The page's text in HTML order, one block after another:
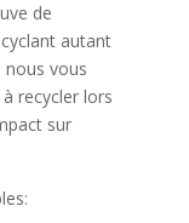
de
autant
nous vous
recycler lors
sur